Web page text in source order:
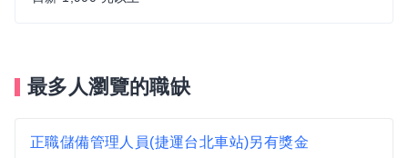
最多人瀏覽的職缺
正職儲備管理人員(捷運台北車站)另有獎金